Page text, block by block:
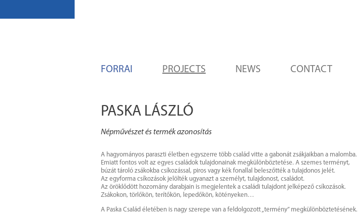
FORRAI PROJECTS NEWS CONTACT
PASKA LÁSZLÓ
Népművészet és termék azonosítás
A hagyományos paraszti életben egyszerre több család vitte a gabonát zsákjaikban a malomba.
Emiatt fontos volt az egyes családok tulajdonainak megkülönböztetése. A szemes terményt,
búzát tároló zsákokba csíkozással, piros vagy kék fonallal beleszőtték a tulajdonos jelét.
Az egyforma csíkozások jelölték ugyanazt a személyt, tulajdonost, családot.
Az öröklődött hozomány darabjain is megjelentek a családi tulajdont jelképező csíkozások.
Zsákokon, törlőkön, terítőkön, lepedőkön, kötényeken…
A Paska Család életében is nagy szerepe van a feldolgozott „termény” megkülönböztetésének.